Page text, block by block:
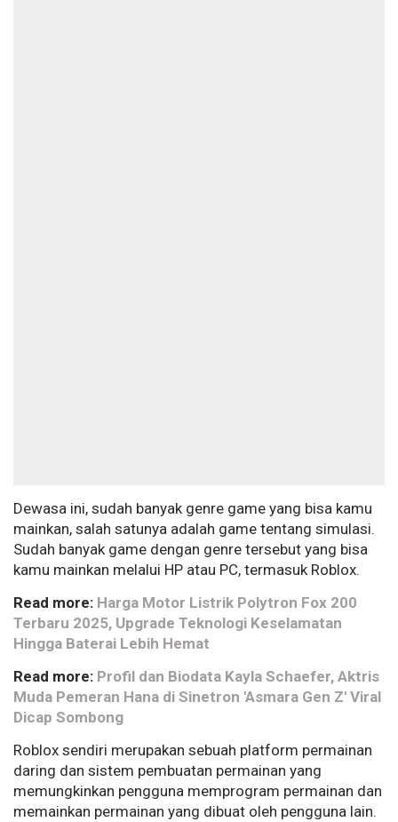
Dewasa ini, sudah banyak genre game yang bisa kamu
mainkan, salah satunya adalah game tentang simulasi.
Sudah banyak game dengan genre tersebut yang bisa
kamu mainkan melalui HP atau PC, termasuk Roblox.
Read more: Harga Motor Listrik Polytron Fox 200
Terbaru 2025, Upgrade Teknologi Keselamatan
Hingga Baterai Lebih Hemat
Read more: Profil dan Biodata Kayla Schaefer, Aktris
Muda Pemeran Hana di Sinetron 'Asmara Gen Z' Viral
Dicap Sombong
Roblox sendiri merupakan sebuah platform permainan
daring dan sistem pembuatan permainan yang
memungkinkan pengguna memprogram permainan dan
memainkan permainan yang dibuat oleh pengguna lain.